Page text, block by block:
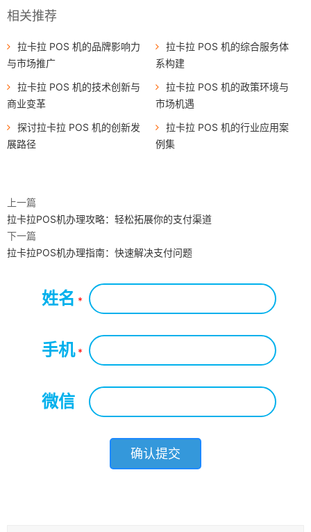
相关推荐
拉卡拉 POS 机的品牌影响力
与市场推广
拉卡拉 POS 机的综合服务体
系构建
拉卡拉 POS 机的技术创新与
商业变革
拉卡拉 POS 机的政策环境与
市场机遇
探讨拉卡拉 POS 机的创新发
展路径
拉卡拉 POS 机的行业应用案
例集
上一篇
拉卡拉POS机办理攻略：轻松拓展你的支付渠道
下一篇
拉卡拉POS机办理指南：快速解决支付问题
姓名 *
手机*
微信